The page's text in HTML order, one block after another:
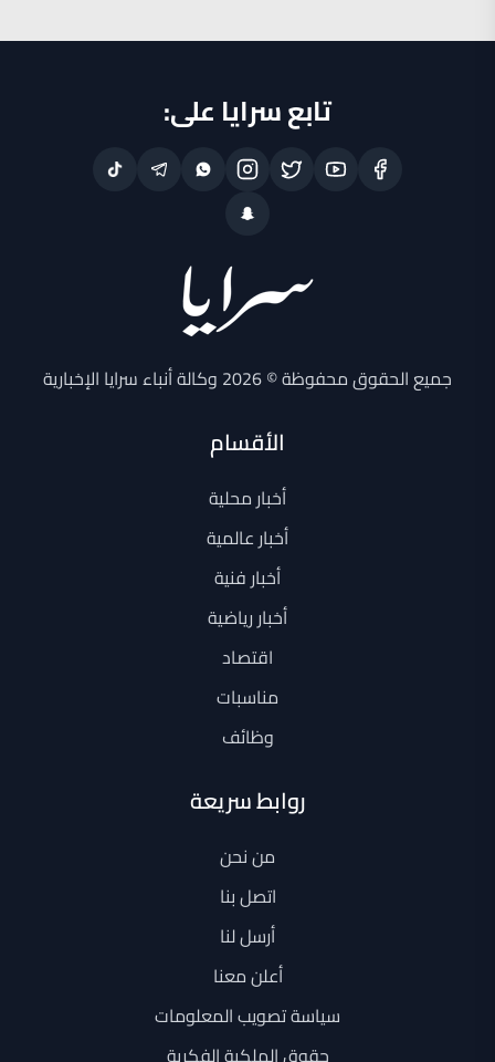
تابع سرايا على:
جميع الحقوق محفوظة © 2026 وكالة أنباء سرايا الإخبارية
الأقسام
أخبار محلية
أخبار عالمية
أخبار فنية
أخبار رياضية
اقتصاد
مناسبات
وظائف
روابط سريعة
من نحن
اتصل بنا
أرسل لنا
أعلن معنا
سياسة تصويب المعلومات
حقوق الملكية الفكرية